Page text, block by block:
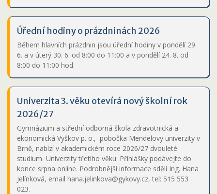
Úřední hodiny o prázdninách 2026
Během hlavních prázdnin jsou úřední hodiny v pondělí 29.
6. a v úterý 30. 6. od 8:00 do 11:00 a v pondělí 24. 8. od
8:00 do 11:00 hod.
Univerzita 3. věku otevírá nový školní rok
2026/27
Gymnázium a střední odborná škola zdravotnická a
ekonomická Vyškov p. o., pobočka Mendelovy univerzity v
Brně, nabízí v akademickém roce 2026/27 dvouleté
studium Univerzity třetího věku. Přihlášky podávejte do
konce srpna online. Podrobnější informace sdělí Ing. Hana
Jelínková, email hana.jelinkova@gykovy.cz, tel: 515 553
023.